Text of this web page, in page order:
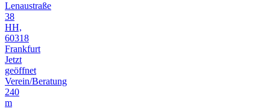
Lenaustraße
38
HH,
60318
Frankfurt
Jetzt
geöffnet
Verein/Beratung
240
m